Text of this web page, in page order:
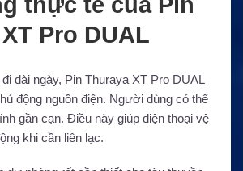
Pro DUAL
dài ngày, Pin Thuraya XT Pro DUAL
động nguồn điện. Người dùng có thể
gần cạn. Điều này giúp điện thoại vệ
khi cần liên lạc.